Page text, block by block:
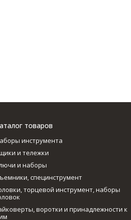
товаров
инструмента
и тележки
и наборы
специнструмент
торцевой инструмент, наборы
воротки и принадлежности к